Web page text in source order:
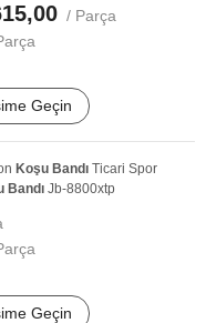
/ Parça
Geçin
Koşu Bandı Ticari Spor
Bandı Jb-8800xtp
Geçin